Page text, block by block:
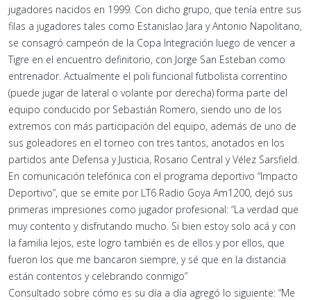
jugadores nacidos en 1999. Con dicho grupo, que tenía entre sus
filas a jugadores tales como Estanislao Jara y Antonio Napolitano,
se consagró campeón de la Copa Integración luego de vencer a
Tigre en el encuentro definitorio, con Jorge San Esteban como
entrenador. Actualmente el poli funcional futbolista correntino
(puede jugar de lateral o volante por derecha) forma parte del
equipo conducido por Sebastián Romero, siendo uno de los
extremos con más participación del equipo, además de uno de
sus goleadores en el torneo con tres tantos, anotados en los
partidos ante Defensa y Justicia, Rosario Central y Vélez Sarsfield.
En comunicación telefónica con el programa deportivo “Impacto
Deportivo”, que se emite por LT6 Radio Goya Am1200, dejó sus
primeras impresiones como jugador profesional: “La verdad que
muy contento y disfrutando mucho. Si bien estoy solo acá y con
la familia lejos, este logro también es de ellos y por ellos, que
fueron los que me bancaron siempre, y sé que en la distancia
están contentos y celebrando conmigo”
Consultado sobre cómo es su día a día agregó lo siguiente: “Me